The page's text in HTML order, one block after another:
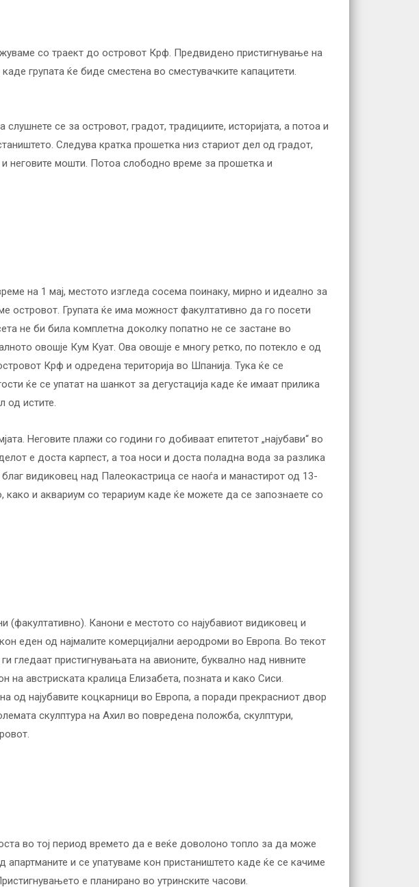
со траект до островот Крф. Предвидено пристигнување на
групата ќе биде сместена во сместувачките капацитети.
се за островот, градот, традициите, историјата, а потоа и
Следува кратка прошетка низ стариот дел од градот,
и неговите мошти. Потоа слободно време за прошетка и
на 1 мај, местото изгледа сосема поинаку, мирно и идеално за
Групата ќе има можност факултативно да го посети
не би била комплетна доколку попатно не се застане во
овошје Кум Куат. Ова овошје е многу ретко, по потекло е од
Крф и одредена територија во Шпанија. Тука ќе се
ќе се упатат на шанкот за дегустација каде ќе имаат прилика
од истите.
Неговите плажи со години го добиваат епитетот „најубави“ во
е доста карпест, а тоа носи и доста поладна вода за разлика
видиковец над Палеокастрица се наоѓа и манастирот од 13-
и аквариум со терариум каде ќе можете да се запознаете со
(факултативно). Канони е местото со најубавиот видиковец и
еден од најмалите комерцијални аеродроми во Европа. Во текот
гледаат пристигнувањата на авионите, буквално над нивните
на австриската кралица Елизабета, позната и како Сиси.
од најубавите коцкарници во Европа, а поради прекрасниот двор
скулптура на Ахил во повредена положба, скулптури,
во тој период времето да е веќе доволоно топло за да може
и се упатуваме кон пристаништето каде ќе се качиме
е планирано во утринските часови.